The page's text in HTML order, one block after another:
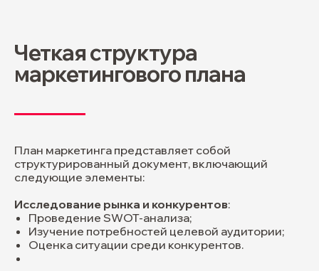
Четкая структура
маркетингового плана
План маркетинга представляет собой
структурированный документ, включающий
следующие элементы:
Исследование рынка и конкурентов:
Проведение SWOT-анализа;
Изучение потребностей целевой аудитории;
Оценка ситуации среди конкурентов.